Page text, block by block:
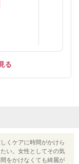
る
くケアに時間がかけら
い。女性としてその気
をかけなくても綺麗が